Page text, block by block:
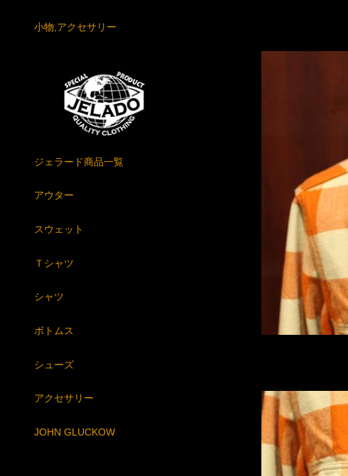
小物,アクセサリー
ジェラード商品一覧
アウター
スウェット
Ｔシャツ
シャツ
ボトムス
シューズ
アクセサリー
JOHN GLUCKOW